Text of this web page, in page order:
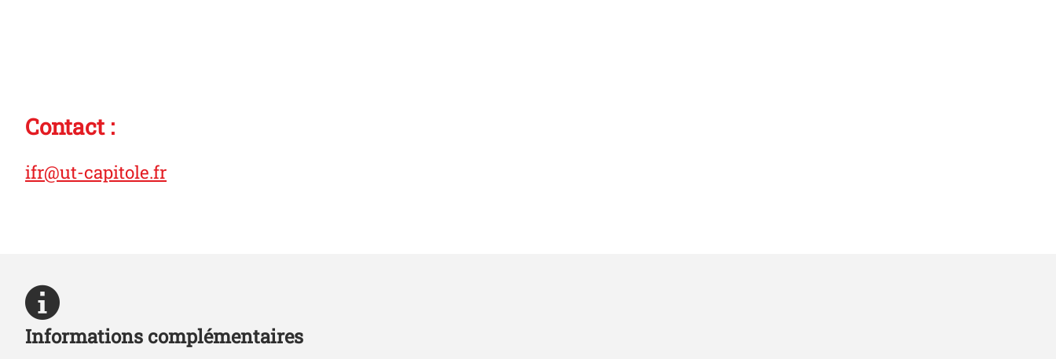
Contact :
ifr@ut-capitole.fr
Informations complémentaires